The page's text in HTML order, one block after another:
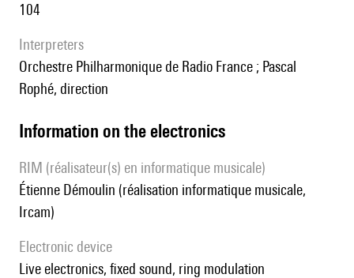
104
interpreters
Orchestre Philharmonique de Radio France ; Pascal
Rophé, direction
Information on the electronics
RIM (réalisateur(s) en informatique musicale)
Étienne Démoulin (réalisation informatique musicale,
Ircam)
Electronic device
live electronics, fixed sound, ring modulation